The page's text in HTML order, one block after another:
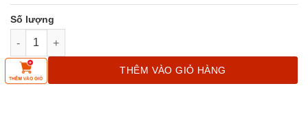
Camera IMOU Cruiser Dual 2 Pro 8MP – Siêu Nhạy Sáng, Cảnh
THÊM VÀO GIỎ HÀNG